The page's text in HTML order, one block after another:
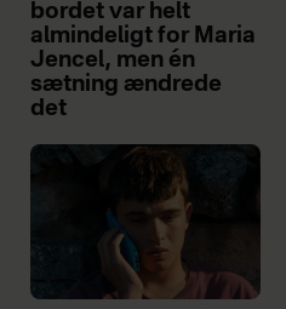
bordet var helt
almindeligt for Maria
Jencel, men én
sætning ændrede
det